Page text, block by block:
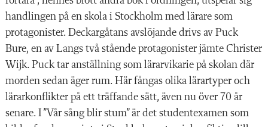
handlingen på en skola i Stockholm med lärare som
protagonister. Deckargåtans avslöjande drivs av Puck
Bure, en av Langs två stående protagonister jämte Christer
Wijk. Puck tar anställning som lärarvikarie på skolan där
morden sedan äger rum. Här fångas olika lärartyper och
lärarkonflikter på ett träffande sätt, även nu över 70 år
senare. I ”Vår sång blir stum” är det studentexamen som